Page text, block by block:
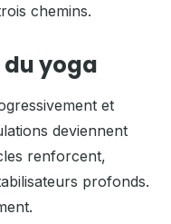
chemins.
yoga
et
deviennent
renforcent,
profonds.